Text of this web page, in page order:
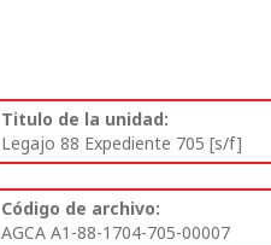
Titulo de la unidad:
Legajo 88 Expediente 705 [s/f]
Código de archivo:
AGCA A1-88-1704-705-00007